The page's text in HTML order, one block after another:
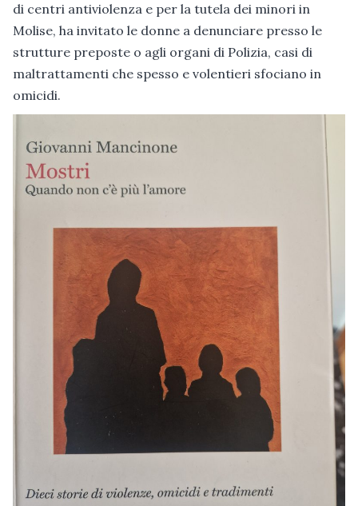
di centri antiviolenza e per la tutela dei minori in
Molise, ha invitato le donne a denunciare presso le
strutture preposte o agli organi di Polizia, casi di
maltrattamenti che spesso e volentieri sfociano in
omicidi.